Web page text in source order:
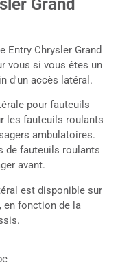
les véhicules qui
besoins...
Grand
Entry Chrysler Grand
vous si vous êtes un
d'un accès latéral.
pour fauteuils
les fauteuils roulants
ambulatoires.
de fauteuils roulants
avant.
est disponible sur
en fonction de la